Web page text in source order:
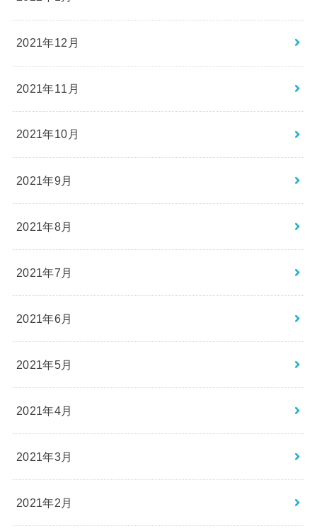
2021年12月
2021年11月
2021年10月
2021年9月
2021年8月
2021年7月
2021年6月
2021年5月
2021年4月
2021年3月
2021年2月